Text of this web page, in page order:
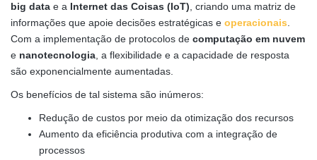
big data e a Internet das Coisas (IoT) , criando uma matriz de
informações que apoie decisões estratégicas e operacionais
Com a implementação de protocolos de computação em nuvem
e nanotecnologia , a flexibilidade e a capacidade de resposta
são exponencialmente aumentadas.
Os benefícios de tal sistema são inúmeros:
Redução de custos por meio da otimização dos recursos
Aumento da eficiência produtiva com a integração de
processos